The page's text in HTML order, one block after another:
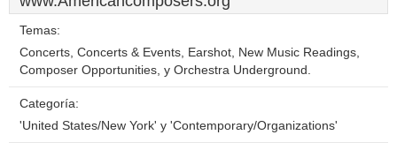
Temas:
Concerts, Concerts & Events, Earshot, New Music Readings,
Composer Opportunities, y Orchestra Underground.
Categoría:
'United States/New York' y 'Contemporary/Organizations'